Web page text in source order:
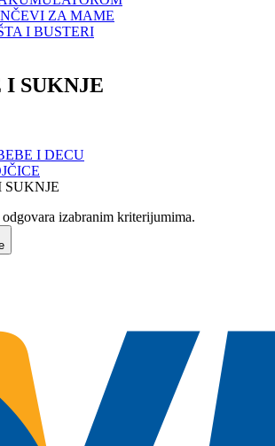
ZA MAME
I BUSTERI
SUKNJE
I DECU
izabranim kriterijumima.